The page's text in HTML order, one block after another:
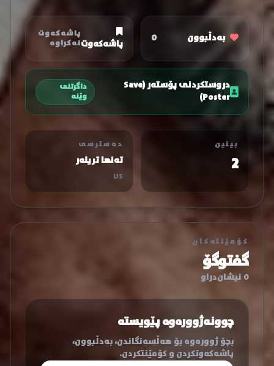
بەدڵبوون 0 پاشەکەوت
پاشەکەوت
نەکراوە
دروستکردنی پۆستەر (Save
Poster)
داگرتنی
وێنە
بینین
2
دەسترسی
تەنها تریلەر
US
کۆمێنتەکان
گفتوگۆ
0 نیشان‌دراو
چوونەژوورەوە پێویستە
بچۆ ژوورەوە بۆ هەڵسەنگاندن، بەدڵبوون،
پاشەکەوتکردن و کۆمێنتکردن.